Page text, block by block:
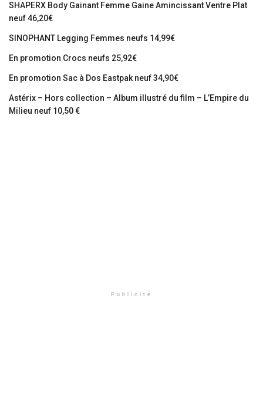
SHAPERX Body Gainant Femme Gaine Amincissant Ventre Plat
neuf 46,20€
SINOPHANT Legging Femmes neufs 14,99€
En promotion Crocs neufs 25,92€
En promotion Sac à Dos Eastpak neuf 34,90€
Astérix – Hors collection – Album illustré du film – L’Empire du
Milieu neuf 10,50 €
Publicité